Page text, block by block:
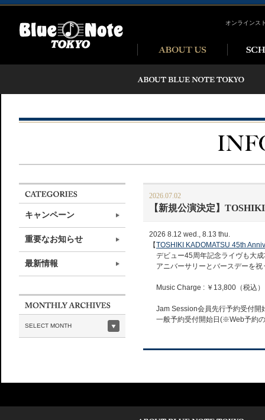
オンラインス
キャンペーン
重要なお知らせ
最新情報
SELECT MONTH
2026.07.02
【新規公演決定】
2026 8.12 wed., 8.13 thu.
【TOSHIKI KADOMATSU 45th
デビュー45周年記念ライヴも大成
アニバーサリーとバースデーを祝
Music Charge : ￥13,800（税込）
Jam Session会員先行予約受付開
一般予約受付開始日(※Web予約